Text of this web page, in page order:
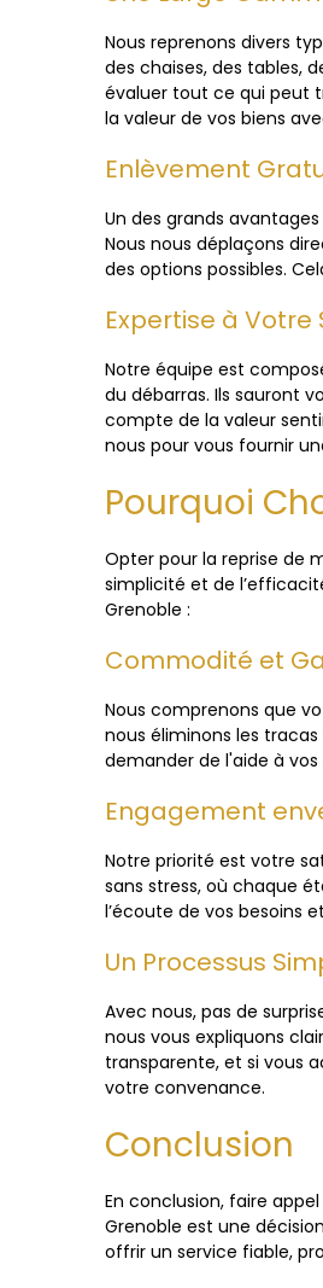
Nous reprenons divers
des chaises, des tables,
évaluer tout ce qui peut
la valeur de vos biens
Enlèvement
Un des grands
Nous nous déplaçons
des options possibles.
Expertise à Votre
Notre équipe est
du débarras. Ils sauront
compte de la valeur
nous pour vous fournir
Pourquoi
Opter pour la reprise de
simplicité et de
Grenoble :
Commodité et
Nous comprenons que
nous éliminons les
demander de l'aide à
Engagement
Notre priorité est votre
sans stress, où chaque
l’écoute de vos besoins
Un Processus
Avec nous, pas de
nous vous expliquons
transparente, et si vous
votre convenance.
Conclusion
En conclusion, faire appel
Grenoble est une
offrir un service fiable,